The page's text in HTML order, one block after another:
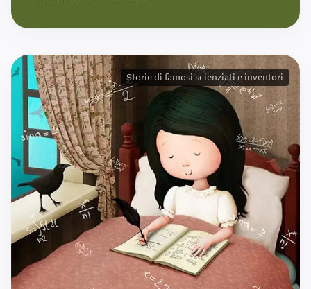
Storie di famosi scienziati e inventori